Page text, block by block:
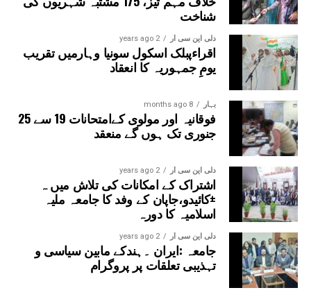
بوائز انٹر کالج شامل ہوں گے۔
شناخت
دلی این سی آر 2 years ago
اقراءپبلک اسکول سونیا وہارمیں تقریب
یومِ جمہوریہ کا انعقاد
بہار 8 months ago
فوقانیہ اور مولوی کےامتحانات 19 سے 25
جنوری تک ہوں گے منعقد
دلی این سی آر 2 years ago
اشتراک کے امکانات کی تلاش میں ہ
±کائیدو،جاپان کے وفد کا جامعہ ملیہ
اسلامیہ کا دورہ
دلی این سی آر 2 years ago
جامعہ :ایران ۔ہندکے مابین سیاسی و
تہذیبی تعلقات پر پروگرام